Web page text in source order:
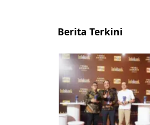
Berita Terkini